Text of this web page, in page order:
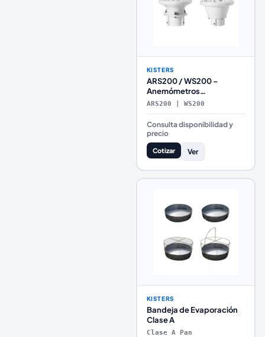
KISTERS
ARS200 / WS200 –
Anemómetros
Ultrasónicos Compactos
Dirección del Viento
(KISTERS)
ARS200 | WS200
Consulta disponibilidad y
precio
Cotizar Ver
KISTERS
Bandeja de Evaporación
Clase A
Clase A Pan